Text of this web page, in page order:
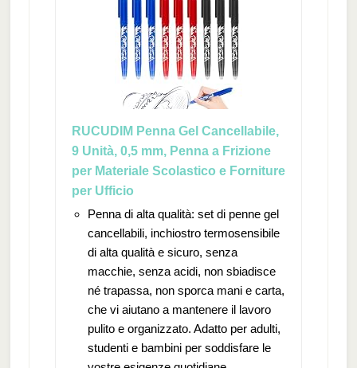
RUCUDIM Penna Gel Cancellabile,
9 Unità, 0,5 mm, Penna a Frizione
per Materiale Scolastico e Forniture
per Ufficio
Penna di alta qualità: set di penne gel
cancellabili, inchiostro termosensibile
di alta qualità e sicuro, senza
macchie, senza acidi, non sbiadisce
né trapassa, non sporca mani e carta,
che vi aiutano a mantenere il lavoro
pulito e organizzato. Adatto per adulti,
studenti e bambini per soddisfare le